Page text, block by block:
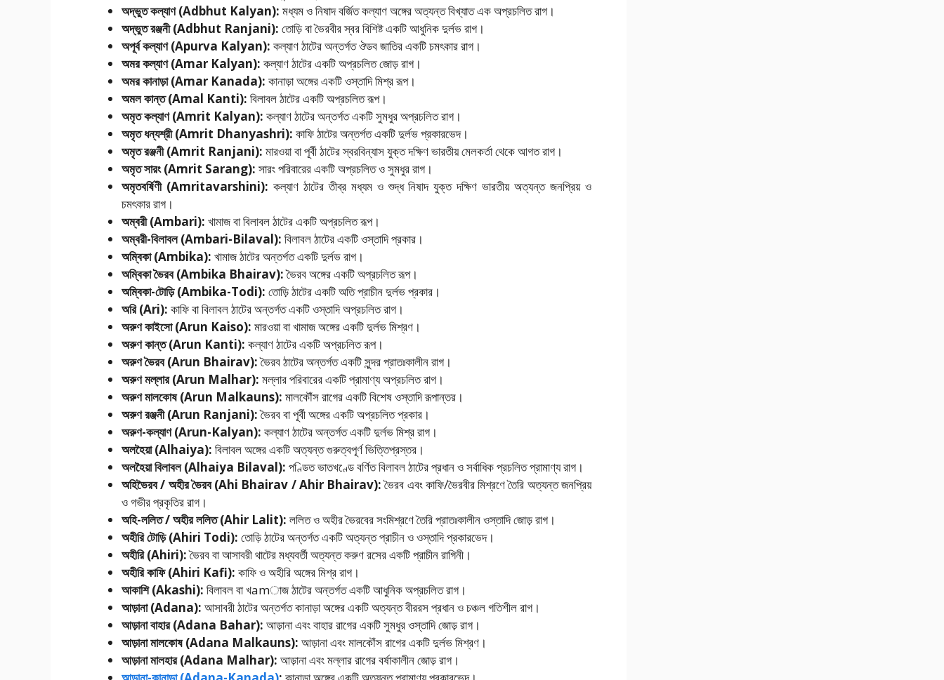
অদ্ভুত কল্যাণ (Adbhut Kalyan): মধ্যম ও নিষাদ বর্জিত কল্যাণ অঙ্গের অত্যন্ত বিখ্যাত এক অপ্রচলিত রাগ।
অদ্ভুত রঞ্জনী (Adbhut Ranjani): তোড়ি বা ভৈরবীর স্বর বিশিষ্ট একটি আধুনিক দুর্লভ রাগ।
অপূর্ব কল্যাণ (Apurva Kalyan): কল্যাণ ঠাটের অন্তর্গত ঔডব জাতির একটি চমৎকার রাগ।
অমর কল্যাণ (Amar Kalyan): কল্যাণ ঠাটের একটি অপ্রচলিত জোড় রাগ।
অমর কানাড়া (Amar Kanada): কানাড়া অঙ্গের একটি ওস্তাদি মিশ্র রূপ।
অমল কান্ত (Amal Kanti): বিলাবল ঠাটের একটি অপ্রচলিত রূপ।
অমৃত কল্যাণ (Amrit Kalyan): কল্যাণ ঠাটের অন্তর্গত একটি সুমধুর অপ্রচলিত রাগ।
অমৃত ধন্যশ্রী (Amrit Dhanyashri): কাফি ঠাটের অন্তর্গত একটি দুর্লভ প্রকারভেদ।
অমৃত রঞ্জনী (Amrit Ranjani): মারওয়া বা পূর্বী ঠাটের স্বরবিন্যাস যুক্ত দক্ষিণ ভারতীয় মেলকর্তা থেকে আগত রাগ।
অমৃত সারং (Amrit Sarang): সারং পরিবারের একটি অপ্রচলিত ও সুমধুর রাগ।
অমৃতবর্ষিণী (Amritavarshini): কল্যাণ ঠাটের তীব্র মধ্যম ও শুদ্ধ নিষাদ যুক্ত দক্ষিণ ভারতীয় অত্যন্ত জনপ্রিয় ও
চমৎকার রাগ।
অম্বরী (Ambari): খামাজ বা বিলাবল ঠাটের একটি অপ্রচলিত রূপ।
অম্বরী-বিলাবল (Ambari-Bilaval): বিলাবল ঠাটের একটি ওস্তাদি প্রকার।
অম্বিকা (Ambika): খামাজ ঠাটের অন্তর্গত একটি দুর্লভ রাগ।
অম্বিকা ভৈরব (Ambika Bhairav):ভৈরব অঙ্গের একটি অপ্রচলিত রূপ।
অম্বিকা-টোড়ি (Ambika-Todi): তোড়ি ঠাটের একটি অতি প্রাচীন দুর্লভ প্রকার।
অরি (Ari): কাফি বা বিলাবল ঠাটের অন্তর্গত একটি ওস্তাদি অপ্রচলিত রাগ।
অরুণ কাইসো (Arun Kaiso): মারওয়া বা খামাজ অঙ্গের একটি দুর্লভ মিশ্রণ।
অরুণ কান্ত (Arun Kanti): কল্যাণ ঠাটের একটি অপ্রচলিত রূপ।
অরুণ ভৈরব (Arun Bhairav):ভৈরব ঠাটের অন্তর্গত একটি সুন্দর প্রাতঃকালীন রাগ।
অরুণ মল্লার (Arun Malhar): মল্লার পরিবারের একটি প্রামাণ্য অপ্রচলিত রাগ।
অরুণ মালকোষ (Arun Malkauns): মালকৌঁস রাগের একটি বিশেষ ওস্তাদি রূপান্তর।
অরুণ রঞ্জনী (Arun Ranjani):ভৈরব বা পূর্বী অঙ্গের একটি অপ্রচলিত প্রকার।
অরুণ-কল্যাণ (Arun-Kalyan): কল্যাণ ঠাটের অন্তর্গত একটি দুর্লভ মিশ্র রাগ।
অলহৈয়া (Alhaiya): বিলাবল অঙ্গের একটি অত্যন্ত গুরুত্বপূর্ণ ভিত্তিপ্রস্তর।
অলহৈয়া বিলাবল (Alhaiya Bilaval): পণ্ডিত ভাতখণ্ডে বর্ণিত বিলাবল ঠাটের প্রধান ও সর্বাধিক প্রচলিত প্রামাণ্য রাগ।
অহিভৈরব / অহীর ভৈরব (Ahi Bhairav / Ahir Bhairav):ভৈরব এবং কাফি/ভৈরবীর মিশ্রণে তৈরি অত্যন্ত জনপ্রিয়
ও গভীর প্রকৃতির রাগ।
অহি-ললিত / অহীর ললিত (Ahir Lalit): ললিত ও অহীর ভৈরবের সংমিশ্রণে তৈরি প্রাতঃকালীন ওস্তাদি জোড় রাগ।
অহীরি টোড়ি (Ahiri Todi): তোড়ি ঠাটের অন্তর্গত একটি অত্যন্ত প্রাচীন ও ওস্তাদি প্রকারভেদ।
অহীরি (Ahiri):ভৈরব বা আসাবরী থাটের মধ্যবর্তী অত্যন্ত করুণ রসের একটি প্রাচীন রাগিনী।
অহীরি কাফি (Ahiri Kafi): কাফি ও অহীরি অঙ্গের মিশ্র রাগ।
আকাশি (Akashi): বিলাবল বা খamাজ ঠাটের অন্তর্গত একটি আধুনিক অপ্রচলিত রাগ।
আড়ানা (Adana): আসাবরী ঠাটের অন্তর্গত কানাড়া অঙ্গের একটি অত্যন্ত বীররস প্রধান ও চঞ্চল গতিশীল রাগ।
আড়ানা বাহার (Adana Bahar): আড়ানা এবং বাহার রাগের একটি সুমধুর ওস্তাদি জোড় রাগ।
আড়ানা মালকোষ (Adana Malkauns): আড়ানা এবং মালকৌঁস রাগের একটি দুর্লভ মিশ্রণ।
আড়ানা মালহার (Adana Malhar): আড়ানা এবং মল্লার রাগের বর্ষাকালীন জোড় রাগ।